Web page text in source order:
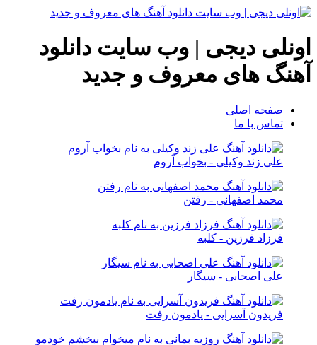
اونلی دیجی | وب سایت دانلود
آهنگ های معروف و جدید
صفحه اصلی
تماس با ما
علی زند وکیلی - بخواب آروم
محمد اصفهانی - رفتن
فرزاد فرزین - کلبه
علی اصحابی - سیگار
فریدون آسرایی - یادمون رفت